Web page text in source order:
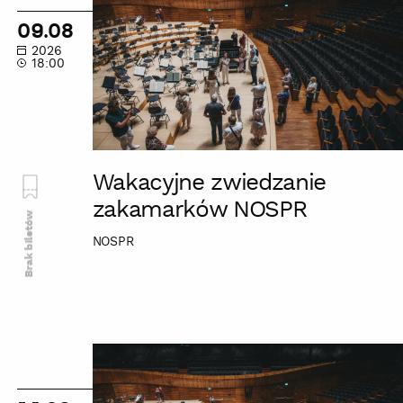
zakamarków
NOSPR
09.08
2026
18:00
Wakacyjne zwiedzanie
zakamarków NOSPR
NOSPR
Brak biletów
zwiedzanie
zakamarków